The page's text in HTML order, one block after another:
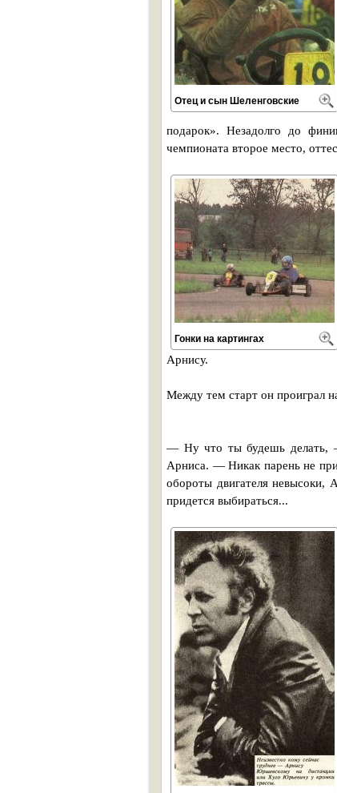
Отец и сын Шеленговские
подарок». Незадолго до
чемпионата второе место,
Гонки на картингах
Арнису.
Между тем старт он проиграл
— Ну что ты будешь делать,
Арниса. — Никак парень не
обороты двигателя невысоки,
придется выбираться...